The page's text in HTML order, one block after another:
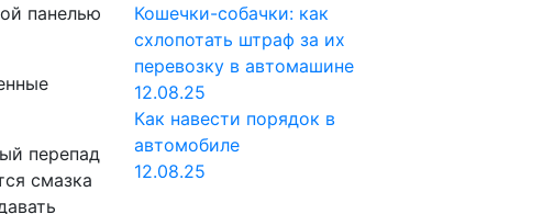
панелью
перепад
смазка
Кошечки-собачки: как
схлопотать штраф за их
перевозку в автомашине
12.08.25
Как навести порядок в
автомобиле
12.08.25